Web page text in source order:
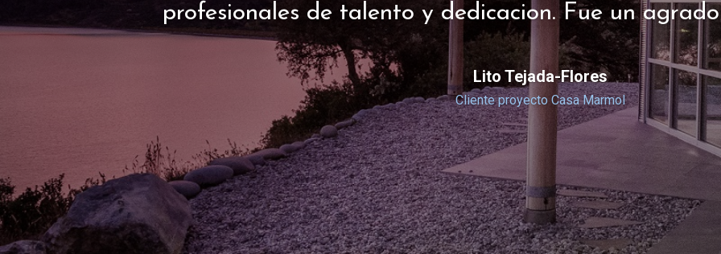
profesionales de talento y dedicacion. Fue un
Lito Tejada-Flores
Cliente proyecto Casa Marmol